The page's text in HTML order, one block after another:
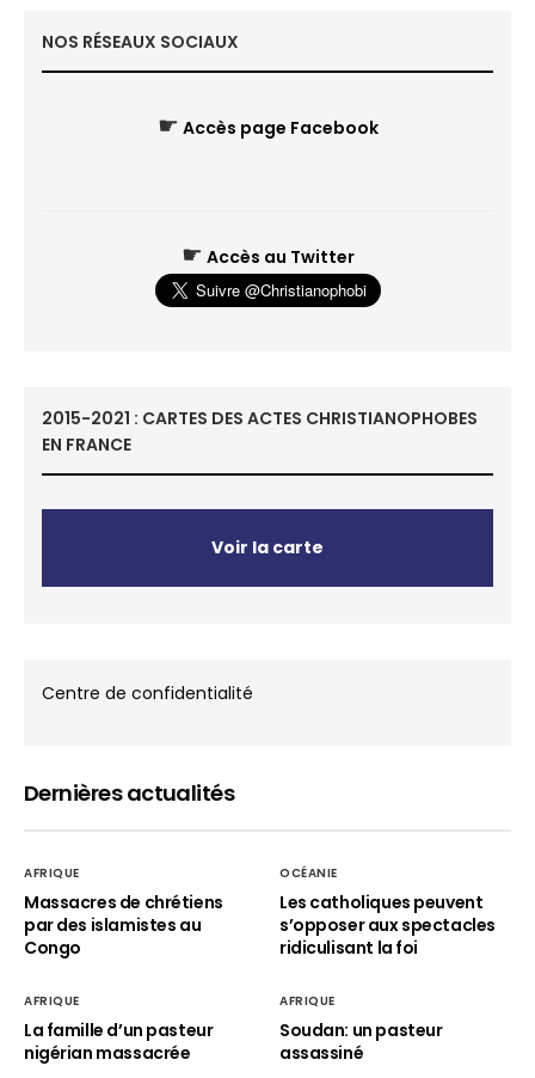
NOS RÉSEAUX SOCIAUX
☛ Accès page Facebook
☛ Accès au Twitter
2015-2021 : CARTES DES ACTES CHRISTIANOPHOBES
EN FRANCE
Voir la carte
Centre de confidentialité
Dernières actualités
AFRIQUE
Massacres de chrétiens
par des islamistes au
Congo
OCÉANIE
Les catholiques peuvent
s’opposer aux spectacles
ridiculisant la foi
AFRIQUE
La famille d’un pasteur
nigérian massacrée
AFRIQUE
Soudan: un pasteur
assassiné